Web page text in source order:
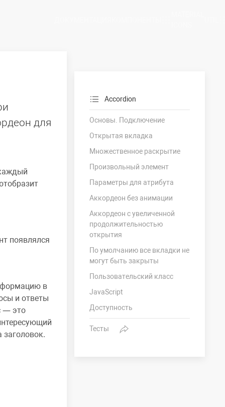
Accordion
Основы. Подключение
Открытая вкладка
Множественное раскрытие
Произвольный элемент
Параметры для атрибута
Аккордеон без анимации
Аккордеон с увеличенной
продолжительностью
открытия
По умолчанию все вкладки не
могут быть закрыты
Пользовательский класс
JavaScript
Доступность
Тесты
для
появлялся
в
и ответы
— это
заголовок.